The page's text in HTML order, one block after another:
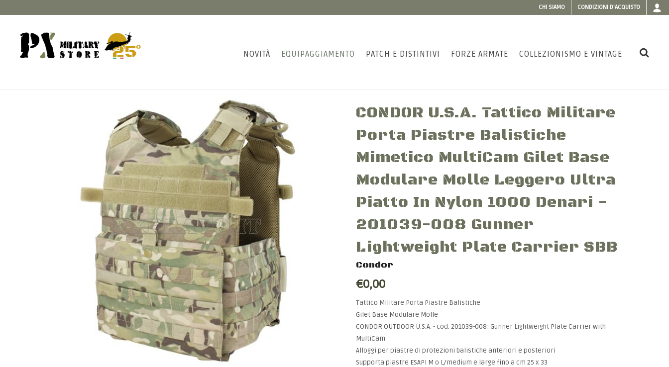
CHI SIAMO CONDIZIONI D'ACQUISTO
NOVITÀ EQUIPAGGIAMENTO PATCH E DISTINTIVI FORZE ARMATE COLLEZIONISMO E VINTAGE
CONDOR U.S.A. Tattico Militare
Porta Piastre Balistiche
Mimetico MultiCam Gilet Base
Modulare Molle Leggero Ultra
Piatto In Nylon 1000 Denari -
201039-008 Gunner
Lightweight Plate Carrier SBB
Condor
€0,00
Tattico Militare Porta Piastre Balistiche
Gilet Base Modulare Molle
CONDOR OUTDOOR U.S.A. - cod. 201039-008: Gunner Lightweight Plate Carrier with
MultiCam
Alloggi per piastre di protezioni balistiche anteriori e posteriori
Supporta piastre ESAPI M o L/medium e large fino a cm 25 x 33